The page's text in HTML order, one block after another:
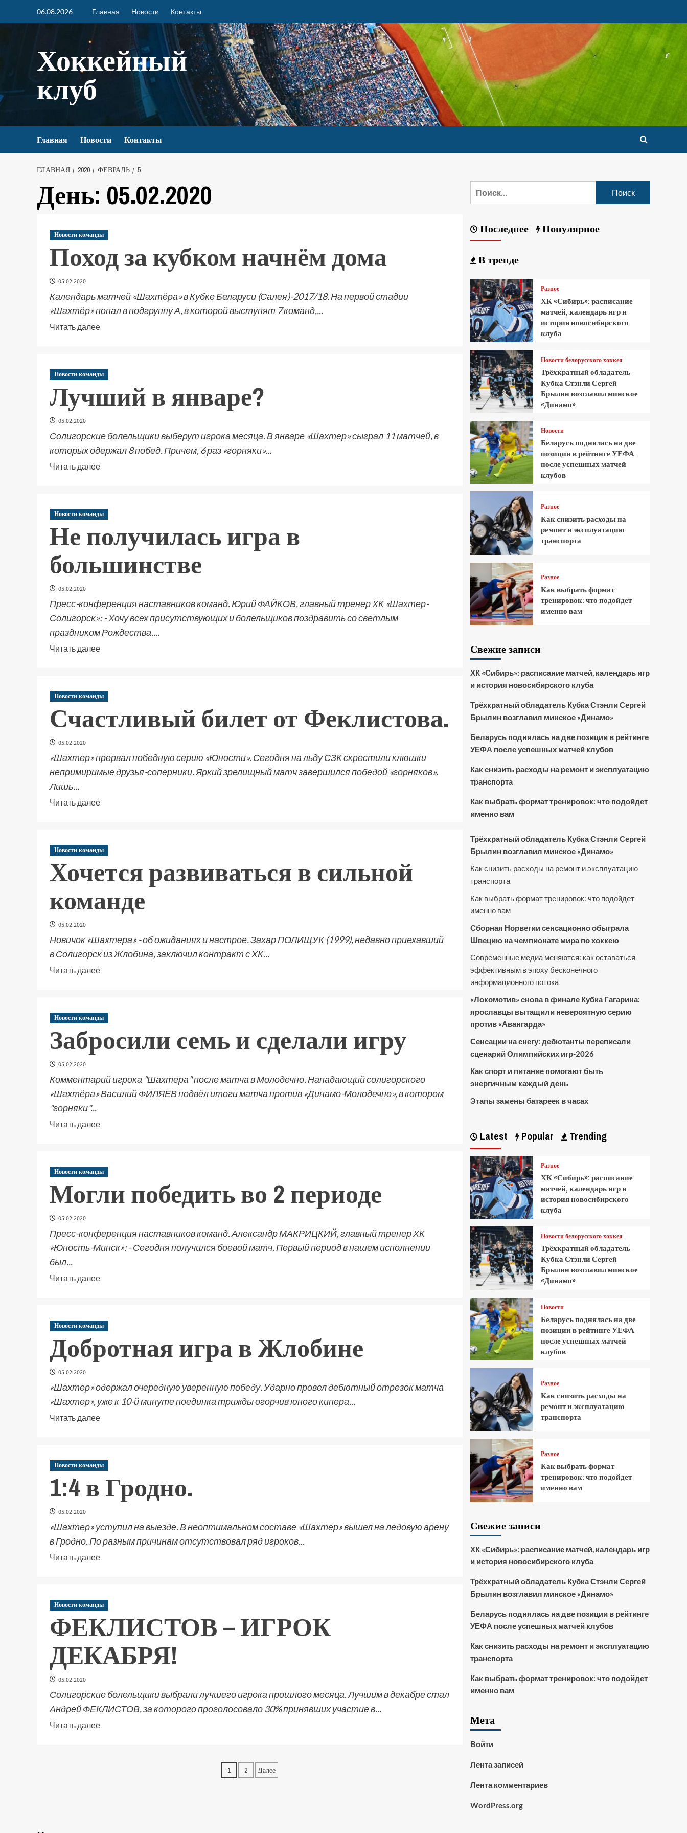
06.08.2026 Главная Новости Контакты
Хоккейный
клуб
Главная Новости Контакты
ГЛАВНАЯ 2020 ФЕВРАЛЬ 5
День: 05.02.2020
Новости команды
Поход за кубком начнём дома
05.02.2020
Календарь матчей «Шахтёра» в Кубке Беларуси (Салея)-2017/18. На первой стадии
«Шахтёр» попал в подгруппу А, в которой выступят 7 команд,...
Читать далее
Новости команды
Лучший в январе?
05.02.2020
Солигорские болельщики выберут игрока месяца. В январе «Шахтер» сыграл 11 матчей, в
которых одержал 8 побед. Причем, 6 раз «горняки»...
Читать далее
Новости команды
Не получилась игра в
большинстве
05.02.2020
Пресс-конференция наставников команд. Юрий ФАЙКОВ, главный тренер ХК «Шахтер-
Солигорск»: - Хочу всех присутствующих и болельщиков поздравить со светлым
праздником Рождества....
Читать далее
Новости команды
Счастливый билет от Феклистова.
05.02.2020
«Шахтер» прервал победную серию «Юности». Сегодня на льду СЗК скрестили клюшки
непримиримые друзья-соперники. Яркий зрелищный матч завершился победой «горняков».
Лишь...
Читать далее
Новости команды
Хочется развиваться в сильной
команде
05.02.2020
Новичок «Шахтера» - об ожиданиях и настрое. Захар ПОЛИЩУК (1999), недавно приехавший
в Солигорск из Жлобина, заключил контракт с ХК...
Читать далее
Новости команды
Забросили семь и сделали игру
05.02.2020
Комментарий игрока "Шахтера" после матча в Молодечно. Нападающий солигорского
«Шахтёра» Василий ФИЛЯЕВ подвёл итоги матча против «Динамо-Молодечно», в котором
"горняки"...
Читать далее
Новости команды
Могли победить во 2 периоде
05.02.2020
Пресс-конференция наставников команд. Александр МАКРИЦКИЙ, главный тренер ХК
«Юность-Минск»: - Сегодня получился боевой матч. Первый период в нашем исполнении
был...
Читать далее
Новости команды
Добротная игра в Жлобине
05.02.2020
«Шахтер» одержал очередную уверенную победу. Ударно провел дебютный отрезок матча
«Шахтер», уже к 10-й минуте поединка трижды огорчив юного кипера...
Читать далее
Новости команды
1:4 в Гродно.
05.02.2020
«Шахтер» уступил на выезде. В неоптимальном составе «Шахтер» вышел на ледовую арену
в Гродно. По разным причинам отсутствовал ряд игроков...
Читать далее
Новости команды
ФЕКЛИСТОВ – ИГРОК
ДЕКАБРЯ!
05.02.2020
Солигорские болельщики выбрали лучшего игрока прошлого месяца. Лучшим в декабре стал
Андрей ФЕКЛИСТОВ, за которого проголосовало 30% принявших участие в...
Читать далее
1 2 Далее
Последнее Популярное
В тренде
Разное
ХК «Сибирь»: расписание
матчей, календарь игр и
история новосибирского
клуба
Новости белорусского хоккея
Трёхкратный обладатель
Кубка Стэнли Сергей
Брылин возглавил минское
«Динамо»
Новости
Беларусь поднялась на две
позиции в рейтинге УЕФА
после успешных матчей
клубов
Разное
Как снизить расходы на
ремонт и эксплуатацию
транспорта
Разное
Как выбрать формат
тренировок: что подойдет
именно вам
Свежие записи
ХК «Сибирь»: расписание матчей, календарь игр
и история новосибирского клуба
Трёхкратный обладатель Кубка Стэнли Сергей
Брылин возглавил минское «Динамо»
Беларусь поднялась на две позиции в рейтинге
УЕФА после успешных матчей клубов
Как снизить расходы на ремонт и эксплуатацию
транспорта
Как выбрать формат тренировок: что подойдет
именно вам
Трёхкратный обладатель Кубка Стэнли Сергей
Брылин возглавил минское «Динамо»
Как снизить расходы на ремонт и эксплуатацию
транспорта
Как выбрать формат тренировок: что подойдет
именно вам
Сборная Норвегии сенсационно обыграла
Швецию на чемпионате мира по хоккею
Современные медиа меняются: как оставаться
эффективным в эпоху бесконечного
информационного потока
«Локомотив» снова в финале Кубка Гагарина:
ярославцы вытащили невероятную серию
против «Авангарда»
Сенсации на снегу: дебютанты переписали
сценарий Олимпийских игр-2026
Как спорт и питание помогают быть
энергичным каждый день
Этапы замены батареек в часах
Latest Popular Trending
Разное
ХК «Сибирь»: расписание
матчей, календарь игр и
история новосибирского
клуба
Новости белорусского хоккея
Трёхкратный обладатель
Кубка Стэнли Сергей
Брылин возглавил минское
«Динамо»
Новости
Беларусь поднялась на две
позиции в рейтинге УЕФА
после успешных матчей
клубов
Разное
Как снизить расходы на
ремонт и эксплуатацию
транспорта
Разное
Как выбрать формат
тренировок: что подойдет
именно вам
Свежие записи
ХК «Сибирь»: расписание матчей, календарь игр
и история новосибирского клуба
Трёхкратный обладатель Кубка Стэнли Сергей
Брылин возглавил минское «Динамо»
Беларусь поднялась на две позиции в рейтинге
УЕФА после успешных матчей клубов
Как снизить расходы на ремонт и эксплуатацию
транспорта
Как выбрать формат тренировок: что подойдет
именно вам
Мета
Войти
Лента записей
Лента комментариев
WordPress.org